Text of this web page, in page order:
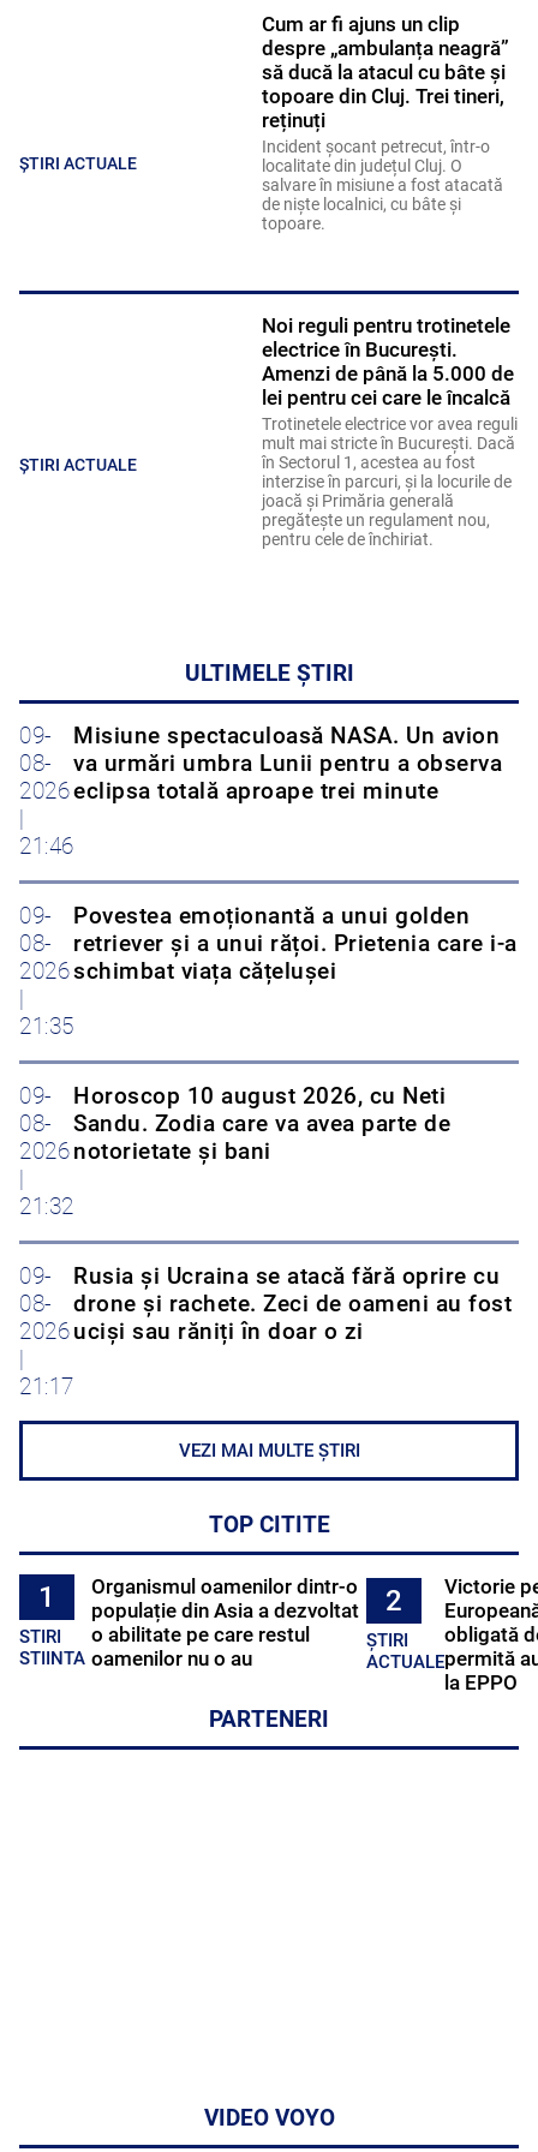
ȘTIRI ACTUALE
Cum ar fi ajuns un clip
despre „ambulanța neagră”
să ducă la atacul cu bâte și
topoare din Cluj. Trei tineri,
reținuți
Incident șocant petrecut, într-o
localitate din județul Cluj. O
salvare în misiune a fost atacată
de niște localnici, cu bâte și
topoare.
ȘTIRI ACTUALE
Noi reguli pentru trotinetele
electrice în București.
Amenzi de până la 5.000 de
lei pentru cei care le încalcă
Trotinetele electrice vor avea reguli
mult mai stricte în București. Dacă
în Sectorul 1, acestea au fost
interzise în parcuri, și la locurile de
joacă și Primăria generală
pregătește un regulament nou,
pentru cele de închiriat.
ULTIMELE ȘTIRI
09-
08-
2026
21:46
Misiune spectaculoasă NASA. Un avion
va urmări umbra Lunii pentru a observa
eclipsa totală aproape trei minute
09-
08-
2026
21:35
Povestea emoționantă a unui golden
retriever și a unui rățoi. Prietenia care i-a
schimbat viața cățelușei
09-
08-
2026
21:32
Horoscop 10 august 2026, cu Neti
Sandu. Zodia care va avea parte de
notorietate și bani
09-
08-
2026
21:17
Rusia și Ucraina se atacă fără oprire cu
drone și rachete. Zeci de oameni au fost
uciși sau răniți în doar o zi
VEZI MAI MULTE ȘTIRI
TOP CITITE
1
STIRI
STIINTA
Organismul oamenilor dintr-o
populație din Asia a dezvoltat
o abilitate pe care restul
oamenilor nu o au
2
ȘTIRI
ACTUALE
Victorie
obligată
permită
la EPPO
PARTENERI
VIDEO VOYO